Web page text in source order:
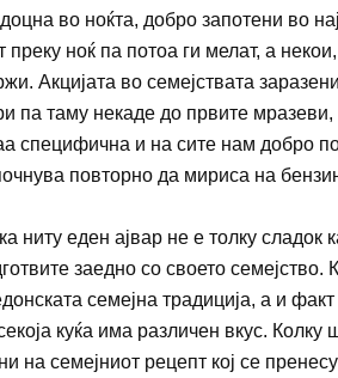
во ноќта, добро запотени во
преку ноќ па потоа ги мелат, а
Акцијата во семејствата
па таму некаде до првите мразеви,
специфична и на сите нам добро
повторно да мириса на
ниту еден ајвар не е толку сладок
заедно со своето семејство.
семејна традиција, а и
куќа има различен вкус. Колку
на семејниот рецепт кој се